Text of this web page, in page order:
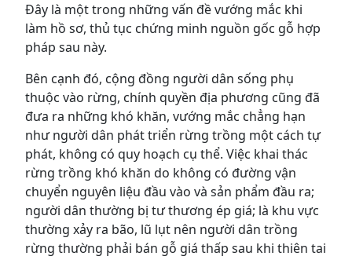
Đây là một trong những vấn đề vướng mắc khi
làm hồ sơ, thủ tục chứng minh nguồn gốc gỗ hợp
pháp sau này.
Bên cạnh đó, cộng đồng người dân sống phụ
thuộc vào rừng, chính quyền địa phương cũng đã
đưa ra những khó khăn, vướng mắc chẳng hạn
như người dân phát triển rừng trồng một cách tự
phát, không có quy hoạch cụ thể. Việc khai thác
rừng trồng khó khăn do không có đường vận
chuyển nguyên liệu đầu vào và sản phẩm đầu ra;
người dân thường bị tư thương ép giá; là khu vực
thường xảy ra bão, lũ lụt nên người dân trồng
rừng thường phải bán gỗ giá thấp sau khi thiên tai